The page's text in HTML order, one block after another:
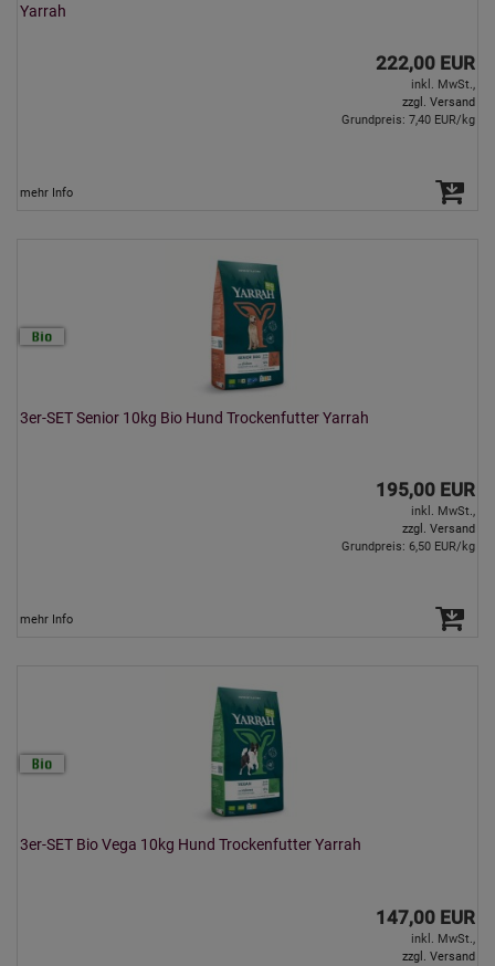
Yarrah
222,00 EUR
inkl. MwSt.,
zzgl. Versand
Grundpreis: 7,40 EUR/kg
mehr Info
3er-SET Senior 10kg Bio Hund Trockenfutter Yarrah
195,00 EUR
inkl. MwSt.,
zzgl. Versand
Grundpreis: 6,50 EUR/kg
mehr Info
3er-SET Bio Vega 10kg Hund Trockenfutter Yarrah
147,00 EUR
inkl. MwSt.,
zzgl. Versand